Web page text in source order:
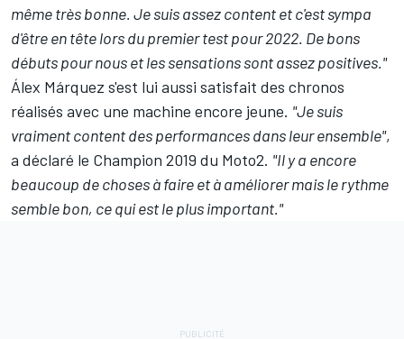
même très bonne. Je suis assez content et c'est sympa
d'être en tête lors du premier test pour 2022. De bons
débuts pour nous et les sensations sont assez positives."
Álex Márquez s'est lui aussi satisfait des chronos
réalisés avec une machine encore jeune. "Je suis
vraiment content des performances dans leur ensemble",
a déclaré le Champion 2019 du Moto2. "Il y a encore
beaucoup de choses à faire et à améliorer mais le rythme
semble bon, ce qui est le plus important."